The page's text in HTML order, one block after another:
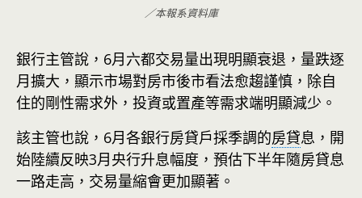
／本報系資料庫
銀行主管說，6月六都交易量出現明顯衰退，量跌逐
月擴大，顯示市場對房市後市看法愈趨謹慎，除自
住的剛性需求外，投資或置產等需求端明顯減少。
該主管也說，6月各銀行房貸戶採季調的房貸息，開
始陸續反映3月央行升息幅度，預估下半年隨房貸息
一路走高，交易量縮會更加顯著。